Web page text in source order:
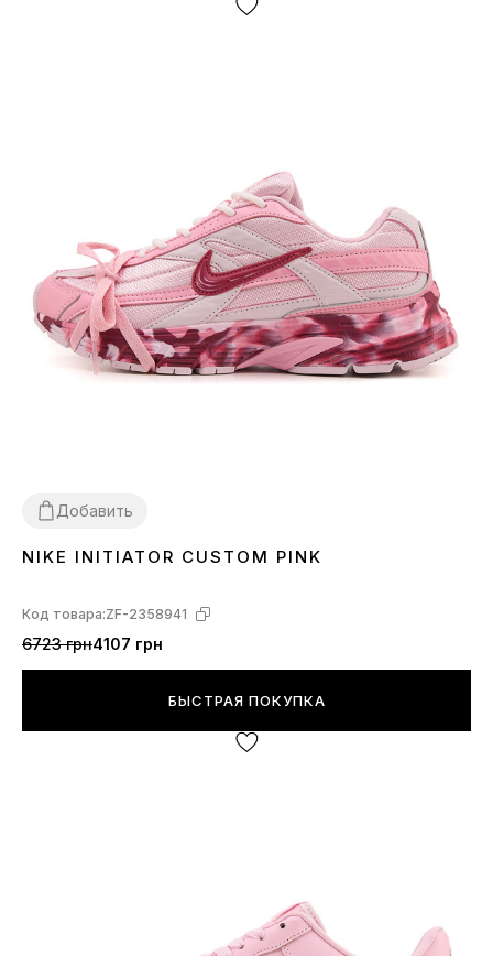
Добавить
3637 38 39 4041
NIKE INITIATOR CUSTOM PINK
Код товара:ZF-2358941
6723 грн4107 грн
БЫСТРАЯ ПОКУПКА